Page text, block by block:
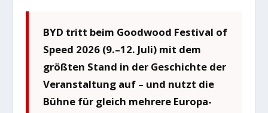
BYD tritt beim Goodwood Festival of
Speed 2026 (9.–12. Juli) mit dem
größten Stand in der Geschichte der
Veranstaltung auf – und nutzt die
Bühne für gleich mehrere Europa-